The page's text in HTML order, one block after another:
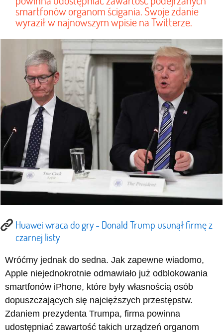
smartfonów organom ścigania. Swoje zdanie
wyraził w najnowszym wpisie na Twitterze.
Huawei wraca do gry - Donald Trump usunął firmę z
czarnej listy
Wróćmy jednak do sedna. Jak zapewne wiadomo,
Apple niejednokrotnie odmawiało już odblokowania
smartfonów iPhone, które były własnością osób
dopuszczających się najcięższych przestępstw.
Zdaniem prezydenta Trumpa, firma powinna
udostępniać zawartość takich urządzeń organom